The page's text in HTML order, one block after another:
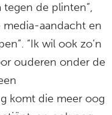
de plinten”,
media-aandacht en
“Ik wil ook zo’n
ouderen onder de
komt die meer oog